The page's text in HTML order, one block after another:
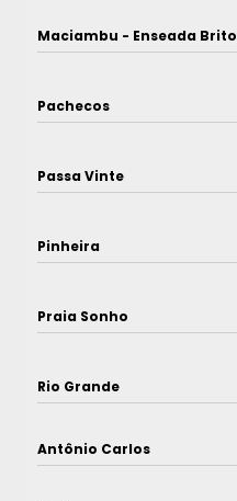
Maciambu - Enseada Brito
Pachecos
Passa Vinte
Pinheira
Praia Sonho
Rio Grande
Antônio Carlos